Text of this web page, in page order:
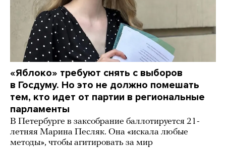
«Яблоко» требуют снять с выборов
в Госдуму. Но это не должно помешать
тем, кто идет от партии в региональные
парламенты
В Петербурге в заксобрание баллотируется 21-
летняя Марина Песляк. Она «искала любые
методы», чтобы агитировать за мир